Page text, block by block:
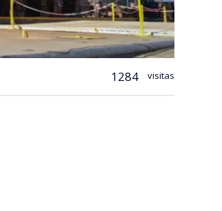
1284 visitas